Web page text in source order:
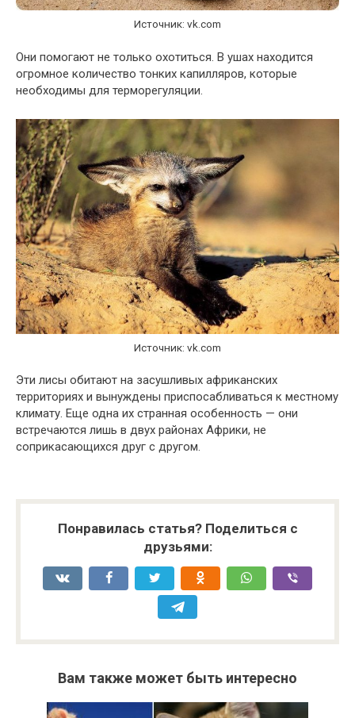
Источник: vk.com
Они помогают не только охотиться. В ушах находится
огромное количество тонких капилляров, которые
необходимы для терморегуляции.
Источник: vk.com
Эти лисы обитают на засушливых африканских
территориях и вынуждены приспосабливаться к местному
климату. Еще одна их странная особенность — они
встречаются лишь в двух районах Африки, не
соприкасающихся друг с другом.
Понравилась статья? Поделиться с
друзьями:
Вам также может быть интересно